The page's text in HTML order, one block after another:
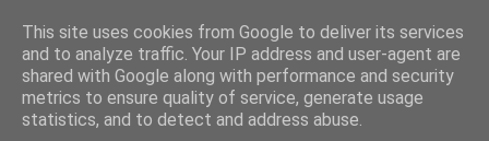
This site uses cookies from Google to deliver its services
and to analyze traffic. Your IP address and user-agent are
shared with Google along with performance and security
metrics to ensure quality of service, generate usage
statistics, and to detect and address abuse.